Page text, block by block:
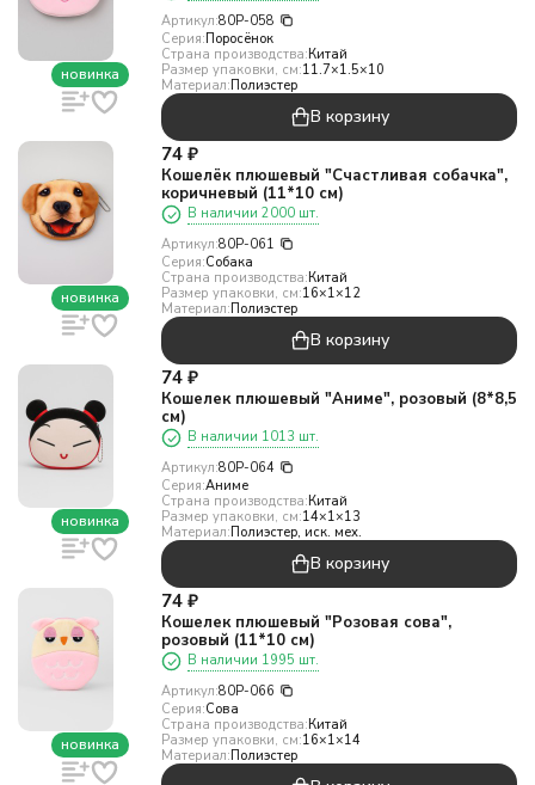
новинка
Артикул:80P-058
Серия:Поросёнок
Страна производства:Китай
Размер упаковки, см:11.7×1.5×10
Материал:Полиэстер
В корзину
новинка
74 ₽
Кошелёк плюшевый "Счастливая собачка",
коричневый (11*10 см)
В наличии 2000 шт.
Артикул:80P-061
Серия:Собака
Страна производства:Китай
Размер упаковки, см:16×1×12
Материал:Полиэстер
В корзину
новинка
74 ₽
Кошелек плюшевый "Аниме", розовый (8*8,5
см)
В наличии 1013 шт.
Артикул:80P-064
Серия:Аниме
Страна производства:Китай
Размер упаковки, см:14×1×13
Материал:Полиэстер, иск. мех.
В корзину
новинка
74 ₽
Кошелек плюшевый "Розовая сова",
розовый (11*10 см)
В наличии 1995 шт.
Артикул:80P-066
Серия:Сова
Страна производства:Китай
Размер упаковки, см:16×1×14
Материал:Полиэстер